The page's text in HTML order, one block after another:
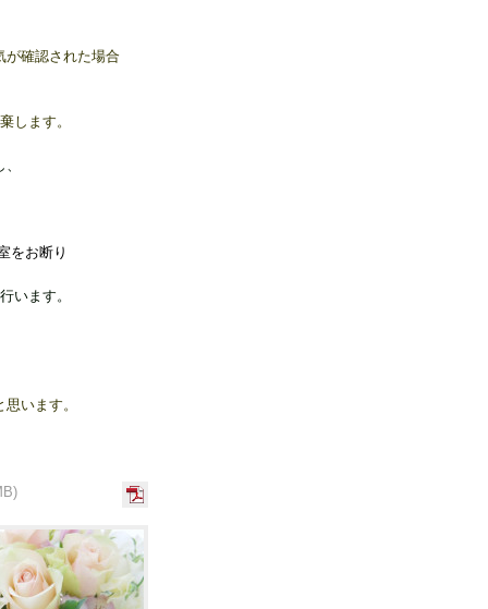
が確認された場合
します。
をお断り
います。
います。